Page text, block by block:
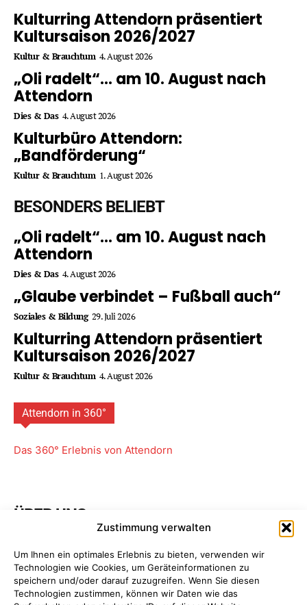
Zustimmung verwalten
Um Ihnen ein optimales Erlebnis zu bieten, verwenden wir
Technologien wie Cookies, um Geräteinformationen zu
speichern und/oder darauf zuzugreifen. Wenn Sie diesen
Technologien zustimmen, können wir Daten wie das
Kulturring Attendorn präsentiert
Kultursaison 2026/2027
Kultur & Brauchtum 4. August 2026
„Oli radelt“… am 10. August nach
Attendorn
Dies & Das 4. August 2026
Kulturbüro Attendorn:
„Bandförderung“
Kultur & Brauchtum 1. August 2026
BESONDERS BELIEBT
„Oli radelt“… am 10. August nach
Attendorn
Dies & Das 4. August 2026
„Glaube verbindet – Fußball auch“
Soziales & Bildung 29. Juli 2026
Kulturring Attendorn präsentiert
Kultursaison 2026/2027
Kultur & Brauchtum 4. August 2026
Attendorn in 360°
Das 360° Erlebnis von Attendorn
ÜBER UNS
+ MEDIA- Attendorn, Paderborn. Wir bieten Ihnen
maßgeschneiderte Komplettpakete für Ihre
Unternehmens­kommunikation. So sparen Sie Zeit, Geld